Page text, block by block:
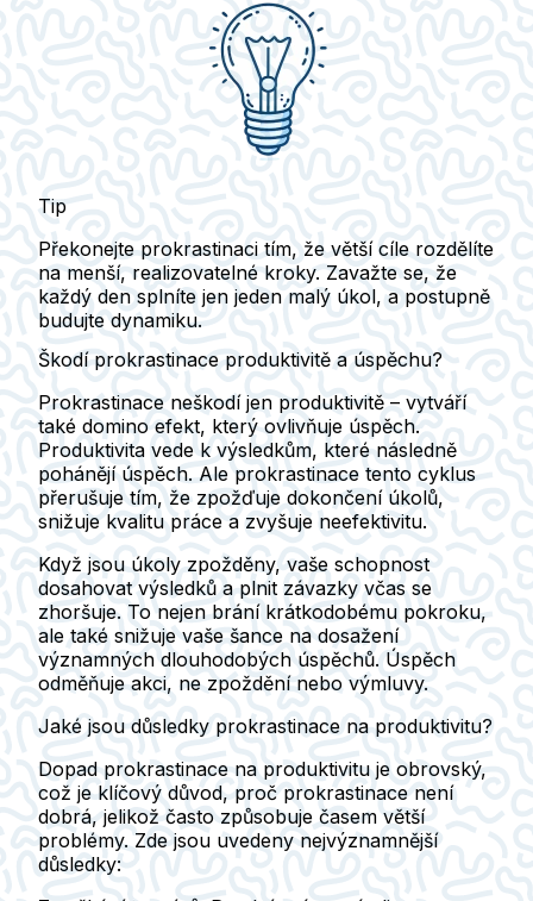
Tip
Překonejte prokrastinaci tím, že větší cíle rozdělíte
na menší, realizovatelné kroky. Zavažte se, že
každý den splníte jen jeden malý úkol, a postupně
budujte dynamiku.
Škodí prokrastinace produktivitě a úspěchu?
Prokrastinace neškodí jen produktivitě – vytváří
také domino efekt, který ovlivňuje úspěch.
Produktivita vede k výsledkům, které následně
pohánějí úspěch. Ale prokrastinace tento cyklus
přerušuje tím, že zpožďuje dokončení úkolů,
snižuje kvalitu práce a zvyšuje neefektivitu.
Když jsou úkoly zpožděny, vaše schopnost
dosahovat výsledků a plnit závazky včas se
zhoršuje. To nejen brání krátkodobému pokroku,
ale také snižuje vaše šance na dosažení
významných dlouhodobých úspěchů. Úspěch
odměňuje akci, ne zpoždění nebo výmluvy.
Jaké jsou důsledky prokrastinace na produktivitu?
Dopad prokrastinace na produktivitu je obrovský,
což je klíčový důvod, proč prokrastinace není
dobrá, jelikož často způsobuje časem větší
problémy. Zde jsou uvedeny nejvýznamnější
důsledky: